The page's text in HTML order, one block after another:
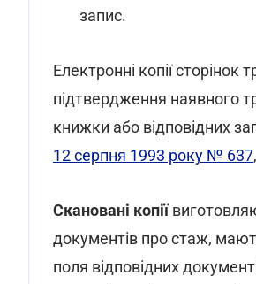
запис.
Електронні копії
підтвердження наявного
книжки або відповідних
12 серпня 1993 року № 637
Скановані копії
документів про стаж,
поля відповідних